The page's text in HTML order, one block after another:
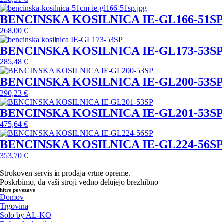
BENCINSKA KOSILNICA IE-GL166-
268,00 €
BENCINSKA KOSILNICA IE-GL173-
285,48 €
BENCINSKA KOSILNICA IE-GL200-
290,23 €
BENCINSKA KOSILNICA IE-GL201-
475,64 €
BENCINSKA KOSILNICA IE-GL224-
353,70 €
Strokoven servis in prodaja vrtne opreme.
Poskrbimo, da vaši stroji vedno delujejo brezhibno
hitre povezave
Domov
Trgovina
Solo by AL-KO